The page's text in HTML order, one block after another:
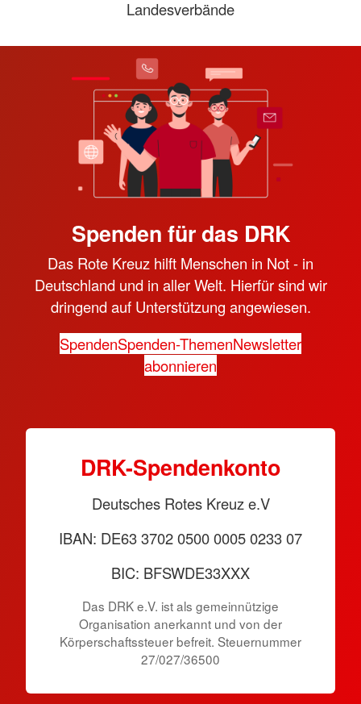
Landesverbände
Spenden für das DRK
Das Rote Kreuz hilft Menschen in Not - in
Deutschland und in aller Welt. Hierfür sind wir
dringend auf Unterstützung angewiesen.
SpendenSpenden-ThemenNewsletter
abonnieren
DRK-Spendenkonto
Deutsches Rotes Kreuz e.V
IBAN: DE63 3702 0500 0005 0233 07
BIC: BFSWDE33XXX
Das DRK e.V. ist als gemeinnützige
Organisation anerkannt und von der
Körperschaftssteuer befreit. Steuernummer
27/027/36500